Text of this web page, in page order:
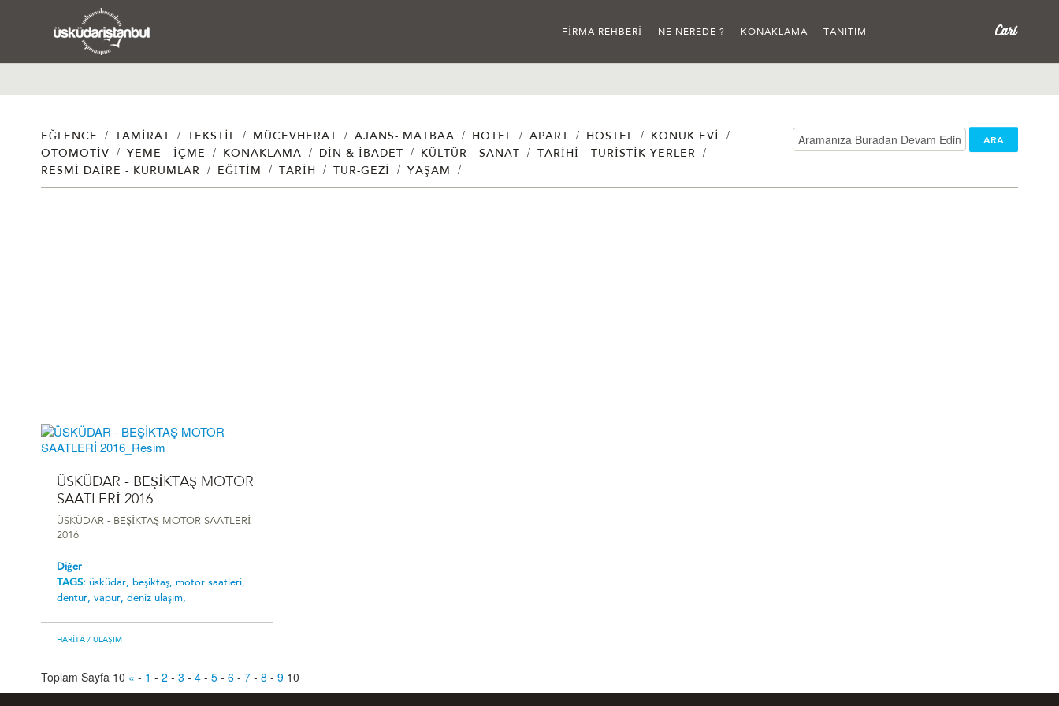
FIRMA REHBERI NE NEREDE ? KONAKLAMA TANITIM
EĞLENCE / TAMIRAT / TEKSTIL / MÜCEVHERAT / AJANS- MATBAA / HOTEL / APART / HOSTEL / KONUK EVI /
OTOMOTIV / YEME - İÇME / KONAKLAMA / DIN & İBADET / KÜLTÜR - SANAT / TARIHI - TURISTIK YERLER /
RESMI DAIRE - KURUMLAR / EĞITIM / TARIH / TUR-GEZI / YAŞAM /
ARA
ÜSKÜDAR - BEŞİKTAŞ MOTOR
SAATLERİ 2016
ÜSKÜDAR - BEŞİKTAŞ MOTOR SAATLERİ
2016
Diğer
TAGS: üsküdar, beşiktaş, motor saatleri,
dentur, vapur, deniz ulaşım,
HARITA / ULAŞIM
Toplam Sayfa 10 « - 1 - 2 - 3 - 4 - 5 - 6 - 7 - 8 - 9 10